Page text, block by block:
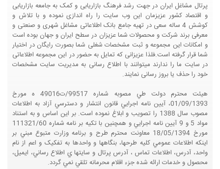
پرتال مشاغل ایران در جهت رشد فرهنگ بازاریابی و کمک به جامعه بازاریابی
و اقتصاد کشور عزیزمان این وب سایت را راه اندازی نموده و با تلاش و
کوشش 4 ساله سعی در تهیه جامع بانک اطلاعاتی مشاغل شهری و صنعتی و
معرفی برند شرکت و محصولات شما عزیزان در سطح ایران و جهان بوده است
و امکانات این مجموعه و ثبت مشخصات شغلی شما بصورت رایگان در اختیار
شما قرار گرفته است.فلذا عزیزانی که تمایل به حضور در این مجموعه اطلاعاتی
در سایت ما را ندارند میتوانند با اطلاع رسانی به مدیریت سایت مشخصات
خود را حذف یا بروز رسانی نمایند.
هيئت محترم دولت طي مصوبه شماره 99517/ت49016 ه مورخ
01/09/1393، آيين نامه اجرايي قانون انتشار و دسترسي آزاد به اطلاعات
مصوب سال 1388 را تصويب و ابلاغ نموده است. بر اين اساس و به استناد
مواد 5 و 9 آيين نامه اجرايي و همچنين با تکيه بر نامه شماره 111321/60
مورخ 18/05/1394 معاونت محترم طرح و برنامه وزارت متبوع مبني بر
اينکه اطلاعات عمومي کليه طرحها، بنگاهها و واحدها به تفکيک و اعم از نام
واحد، آدرس، اطلاعات تماس ، آدرس پرتال و سايتها ي اطلاع رساني، ايميل،
محصول و خدمات ارائه شده جزء اقلام محرمانه تلقي نمي گردد.